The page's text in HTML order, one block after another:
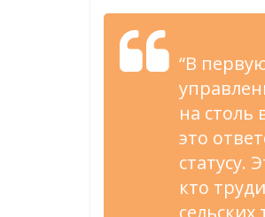
“В
на
это
статусу.
кто